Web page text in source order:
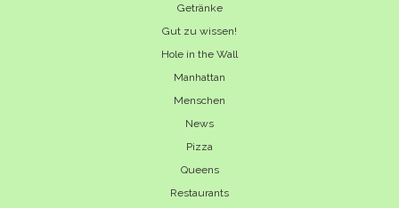
Getränke
Gut zu wissen!
Hole in the Wall
Manhattan
Menschen
News
Pizza
Queens
Restaurants